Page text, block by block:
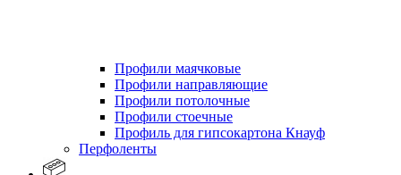
Профили маячковые
Профили направляющие
Профили потолочные
Профили стоечные
Профиль для гипсокартона Кнауф
Перфоленты